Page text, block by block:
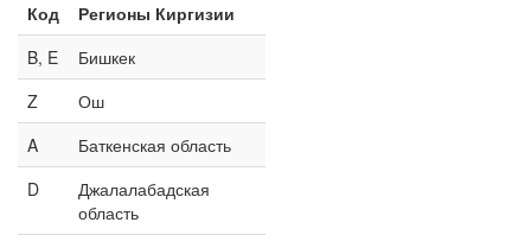
Код
Регионы Киргизии
B, E
Бишкек
Z
Ош
A
Баткенская область
D
Джалалабадская
область